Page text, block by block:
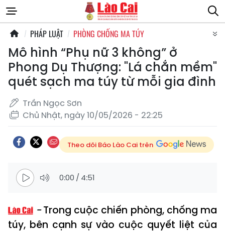
PHÁP LUẬT PHÒNG CHỐNG MA TÚY
Mô hình “Phụ nữ 3 không” ở
Phong Dụ Thượng: "Lá chắn mềm"
quét sạch ma túy từ mỗi gia đình
Trần Ngọc Sơn
Chủ Nhật, ngày 10/05/2026 - 22:25
Theo dõi Báo Lào Cai trên
0:00 / 4:51
Trong cuộc chiến phòng, chống ma
túy, bên cạnh sự vào cuộc quyết liệt của